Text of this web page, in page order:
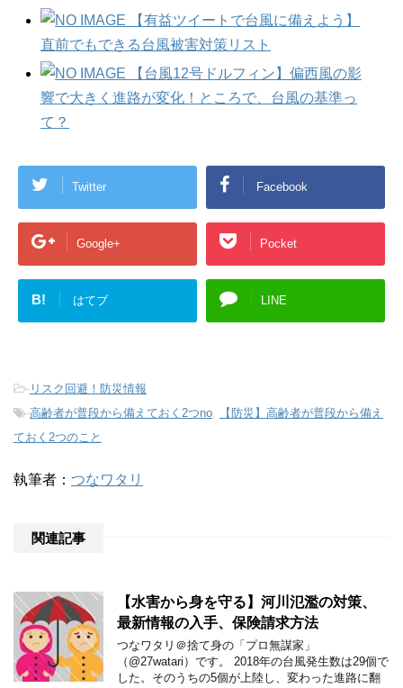
【有益ツイートで台風に備えよう】
直前でもできる台風被害対策リスト
【台風12号ドルフィン】偏西風の影
響で大きく進路が変化！ところで、台風の基準っ
て？
Twitter Facebook
Google+ Pocket
B! はてブ LINE
- リスク回避！防災情報
-高齢者が普段から備えておく2つno
【防災】高齢者が普段から備え
ておく2つのこと
執筆者： つなワタリ
関連記事
【水害から身を守る】河川氾濫の対策、
最新情報の入手、保険請求方法
つなワタリ＠捨て身の「プロ無謀家」
（@27watari）です。 2018年の台風発生数は29個で
した。そのうちの5個が上陸し、変わった進路に翻